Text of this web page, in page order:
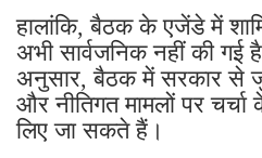
हालांकि, बैठक के एजेंडे में
अभी सार्वजनिक नहीं की गई
अनुसार, बैठक में सरकार से
और नीतिगत मामलों पर चर्चा
लिए जा सकते हैं।